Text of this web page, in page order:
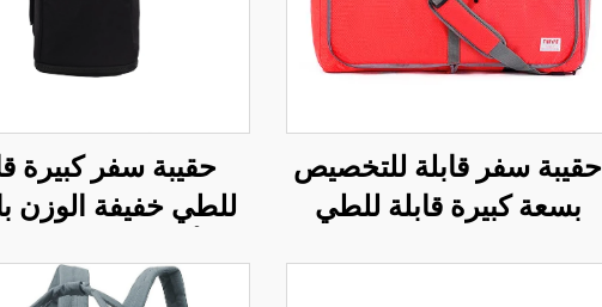
حقيبة سفر قابلة للتخصيص
بسعة كبيرة قابلة للطي
حقيبة سفر كبيرة
للطي خفيفة الوزن
ملابس جديد وطبقة